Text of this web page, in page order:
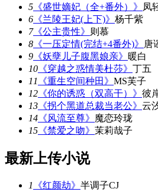
5 《盛世嫡妃（全+番外）》
凤
6 《兰陵王妃(上下)》 杨千紫
7《公主贵性》
则慕
8 《一压定情(完结+4番外)》
唐
9 《妖孽儿子腹黑娘亲》 暖白
10 《穿越之惑情美杜莎》 丁五
11
《重生空间种田》 MS芙子
12 《你的诱惑（双高干）》 彼
13 《拐个黑道总裁当老公》 云
14 《风流至尊》 魔恋玲珑
15 《禁爱之吻》 茉莉哉子
最新上传小说
1 《红颜劫》 半调子CJ